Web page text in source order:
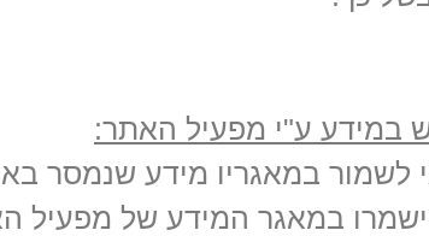
במידע ע"י מפעיל האתר:
לשמור במאגריו מידע שנמסר
במאגר המידע של מפעיל